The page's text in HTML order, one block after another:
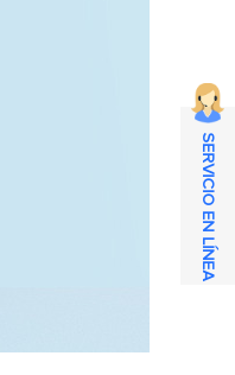
SERVICIO EN LÍNEA